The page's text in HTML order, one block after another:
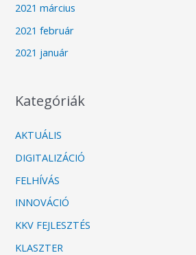
2021 március
2021 február
2021 január
Kategóriák
AKTUÁLIS
DIGITALIZÁCIÓ
FELHÍVÁS
INNOVÁCIÓ
KKV FEJLESZTÉS
KLASZTER